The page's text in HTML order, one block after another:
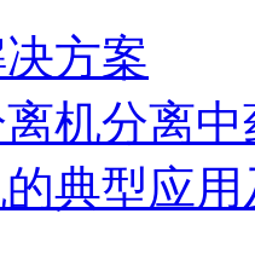
方案
机分离
典型应